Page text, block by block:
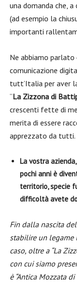
una domanda che,
(ad esempio la
importanti
Ne abbiamo parlato
comunicazione
tutt’Italia per aver
“La Zizzona di
crescenti fette di
merita di essere
apprezzato da tutti.
La vostra
pochi anni è
territorio, specie
difficoltà avete
Fin dalla nascita
stabilire un
caso, oltre a “La
con cui siamo
è “Antica Mozzata